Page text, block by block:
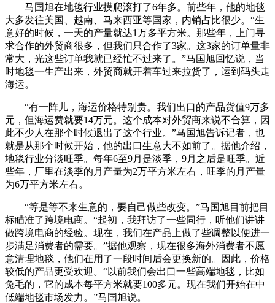
马国旭在地毯行业摸爬滚打了6年多。前些年，他的地毯
大多发往美国、越南、马来西亚等国家，内销占比很少。“生
意好的时候，一天的产量就达1万多平方米。那些年，上门寻
求合作的外贸商很多，但我们只合作了3家。这3家的订单量非
常大，光这些订单我就已经忙不过来了。”马国旭回忆说，当
时地毯一生产出来，外贸商就开着车过来拉货了，运到码头走
海运。
“有一阵儿，海运价格特别贵。我们出口的产品货值9万多
元，但海运费就要14万元。这个成本对外贸商来说不合算，因
此不少人在那个时候退出了这个行业。”马国旭告诉记者，也
就是从那个时候开始，他的出口生意大不如前了。据他介绍，
地毯行业分淡旺季。每年6至9月是淡季，9月之后是旺季。近
些年，厂里在淡季的月产量为2万平方米左右，旺季的月产量
为6万平方米左右。
“等是等不来生意的，要自己做些改变。”马国旭目前把目
标瞄准了跨境电商。“起初，我拜访了一些同行，听他们讲讲
做跨境电商的经验。现在，我们在产品上做了些调整以便进一
步满足消费者的需要。”据他观察，现在很多海外消费者不愿
意清理地毯，他们在用了一段时间后会更换新的。因此，价格
较低的产品更受欢迎。“以前我们会出口一些高端地毯，比如
兔毛的，它的成本每平方米就要100多元。现在我们开始在中
低端地毯市场发力。”马国旭说。